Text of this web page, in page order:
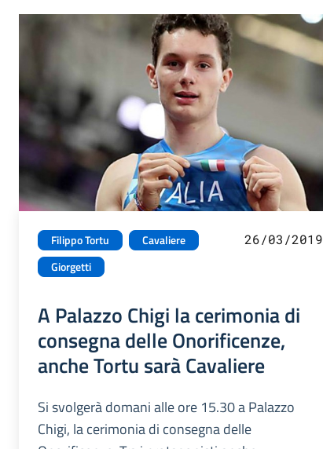
Filippo Tortu
Cavaliere
Giorgetti
26/03/2019
A Palazzo Chigi la cerimonia di
consegna delle Onorificenze,
anche Tortu sarà Cavaliere
Si svolgerà domani alle ore 15.30 a Palazzo
Chigi, la cerimonia di consegna delle